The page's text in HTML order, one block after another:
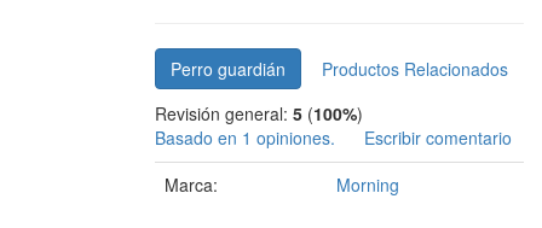
Perro guardián
Productos Relacionados
Revisión general: 5 (100%)
Basado en 1 opiniones.
Escribir comentario
Marca:
Morning